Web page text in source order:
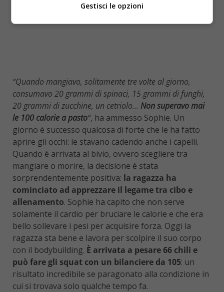
“Quando mangiavo, solitamente tre volte al giorno,
consumavo 20 grammi di spinaci, 15 grammi di funghi,
20 grammi di zucchine, un cetriolo… Non superavo mai
le 100 calorie a pasto“, ha ammesso Sophie. Un
giorno è successo qualcosa di forte che le ha fatto
aprire gli occhi: le stavano cadendo anche i capelli.
Quando è arrivata al bivio, ovvero scegliere tra
mangiare o morire, la decisione è stata
sorprendentemente positiva: la ragazza ha
cominciato ad apprezzare il legame tra cibo e
allenamento. Sophie ha capito che non serve
solamente il cardio per bruciare le calorie e che era
bello sollevare i pesi per acquisire forza. Oggi la
ragazza sta bene e lavora per scolpire il suo corpo
con il bodybuilding. È arrivata a pesare 66 chili e
può fare gli squat con un bilanciere da 105: un
risultato incredibile se paragonato alla condizione in
cui si trovava solo qualche tempo fa.
Gestisci le opzioni